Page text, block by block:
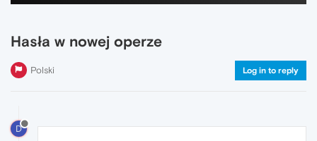
Hasła w nowej operze
Polski Log in to reply
D